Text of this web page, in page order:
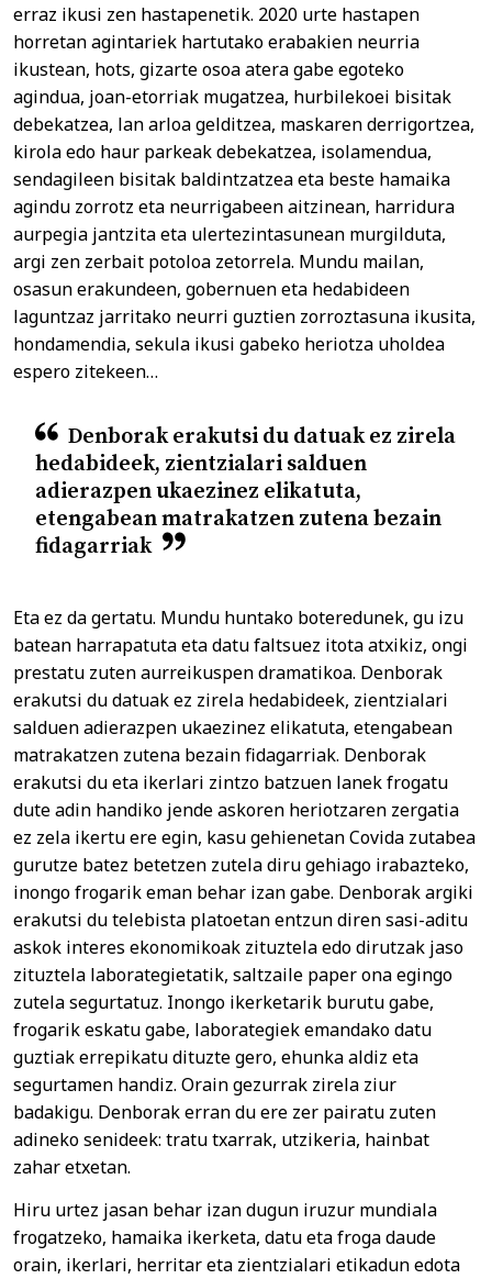
erraz ikusi zen hastapenetik. 2020 urte hastapen
horretan agintariek hartutako erabakien neurria
ikustean, hots, gizarte osoa atera gabe egoteko
agindua, joan-etorriak mugatzea, hurbilekoei bisitak
debekatzea, lan arloa gelditzea, maskaren derrigortzea,
kirola edo haur parkeak debekatzea, isolamendua,
sendagileen bisitak baldintzatzea eta beste hamaika
agindu zorrotz eta neurrigabeen aitzinean, harridura
aurpegia jantzita eta ulertezintasunean murgilduta,
argi zen zerbait potoloa zetorrela. Mundu mailan,
osasun erakundeen, gobernuen eta hedabideen
laguntzaz jarritako neurri guztien zorroztasuna ikusita,
hondamendia, sekula ikusi gabeko heriotza uholdea
espero zitekeen…
Denborak erakutsi du datuak ez zirela
hedabideek, zientzialari salduen
adierazpen ukaezinez elikatuta,
etengabean matrakatzen zutena bezain
fidagarriak
Eta ez da gertatu. Mundu huntako boteredunek, gu izu
batean harrapatuta eta datu faltsuez itota atxikiz, ongi
prestatu zuten aurreikuspen dramatikoa. Denborak
erakutsi du datuak ez zirela hedabideek, zientzialari
salduen adierazpen ukaezinez elikatuta, etengabean
matrakatzen zutena bezain fidagarriak. Denborak
erakutsi du eta ikerlari zintzo batzuen lanek frogatu
dute adin handiko jende askoren heriotzaren zergatia
ez zela ikertu ere egin, kasu gehienetan Covida zutabea
gurutze batez betetzen zutela diru gehiago irabazteko,
inongo frogarik eman behar izan gabe. Denborak argiki
erakutsi du telebista platoetan entzun diren sasi-aditu
askok interes ekonomikoak zituztela edo dirutzak jaso
zituztela laborategietatik, saltzaile paper ona egingo
zutela segurtatuz. Inongo ikerketarik burutu gabe,
frogarik eskatu gabe, laborategiek emandako datu
guztiak errepikatu dituzte gero, ehunka aldiz eta
segurtamen handiz. Orain gezurrak zirela ziur
badakigu. Denborak erran du ere zer pairatu zuten
adineko senideek: tratu txarrak, utzikeria, hainbat
zahar etxetan.
Hiru urtez jasan behar izan dugun iruzur mundiala
frogatzeko, hamaika ikerketa, datu eta froga daude
orain, ikerlari, herritar eta zientzialari etikadun edota